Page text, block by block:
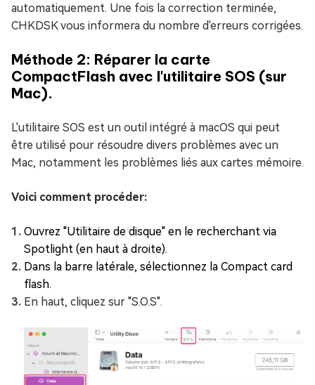
automatiquement. Une fois la correction terminée,
CHKDSK vous informera du nombre d'erreurs corrigées.
Méthode 2: Réparer la carte
CompactFlash avec l'utilitaire SOS (sur
Mac).
L'utilitaire SOS est un outil intégré à macOS qui peut
être utilisé pour résoudre divers problèmes avec un
Mac, notamment les problèmes liés aux cartes mémoire.
Voici comment procéder:
Ouvrez "Utilitaire de disque" en le recherchant via
Spotlight (en haut à droite).
Dans la barre latérale, sélectionnez la Compact card
flash.
En haut, cliquez sur "S.O.S".